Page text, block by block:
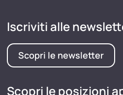
Iscriviti alle
Scopri le newsletter
Scopri le posizioni